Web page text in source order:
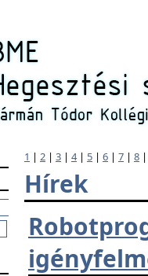
1 | 2 | 3 | 4| 5 | 6 | 7 | 8
Hírek